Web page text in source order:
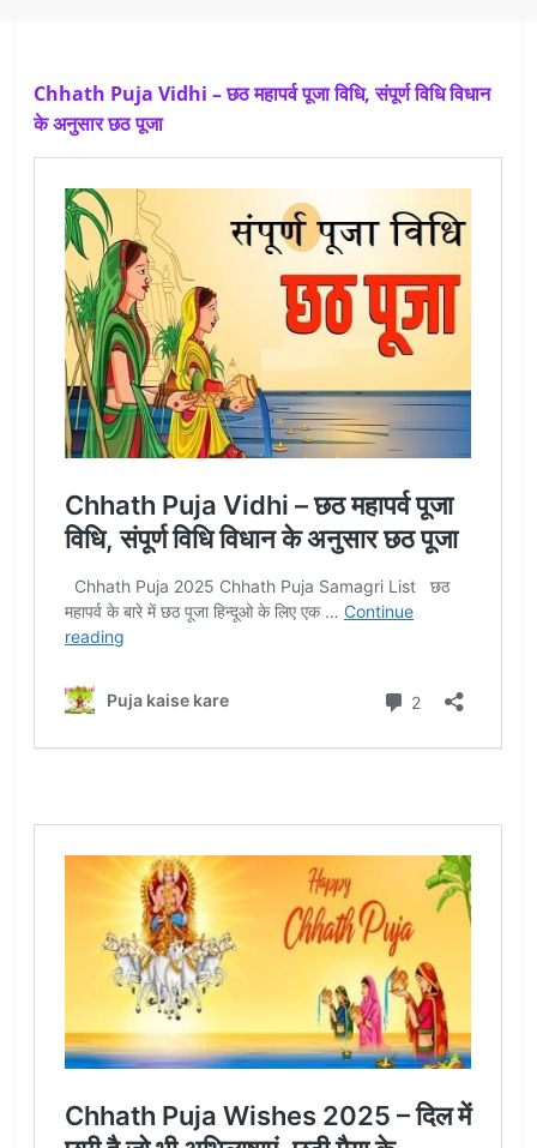
Chhath Puja Vidhi – छठ महापर्व पूजा विधि, संपूर्ण विधि विधान
के अनुसार छठ पूजा